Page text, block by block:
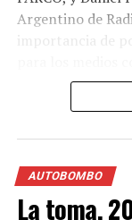
Argentino de
importancia de
La
AUTOBOMBO
La toma,